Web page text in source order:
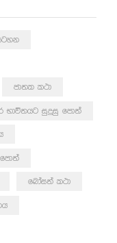
ජාතක කථා
භාවිතයට සුදුසු පොත්
බෝසත් කථා